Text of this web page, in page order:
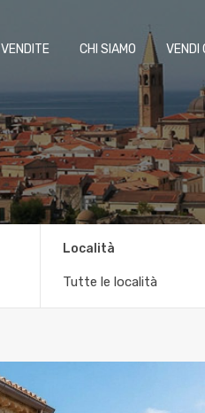
VENDITE CHI SIAMO VENDI
Località
Tutte le località